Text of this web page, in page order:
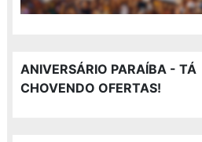
ANIVERSÁRIO PARAÍBA - TÁ
CHOVENDO OFERTAS!